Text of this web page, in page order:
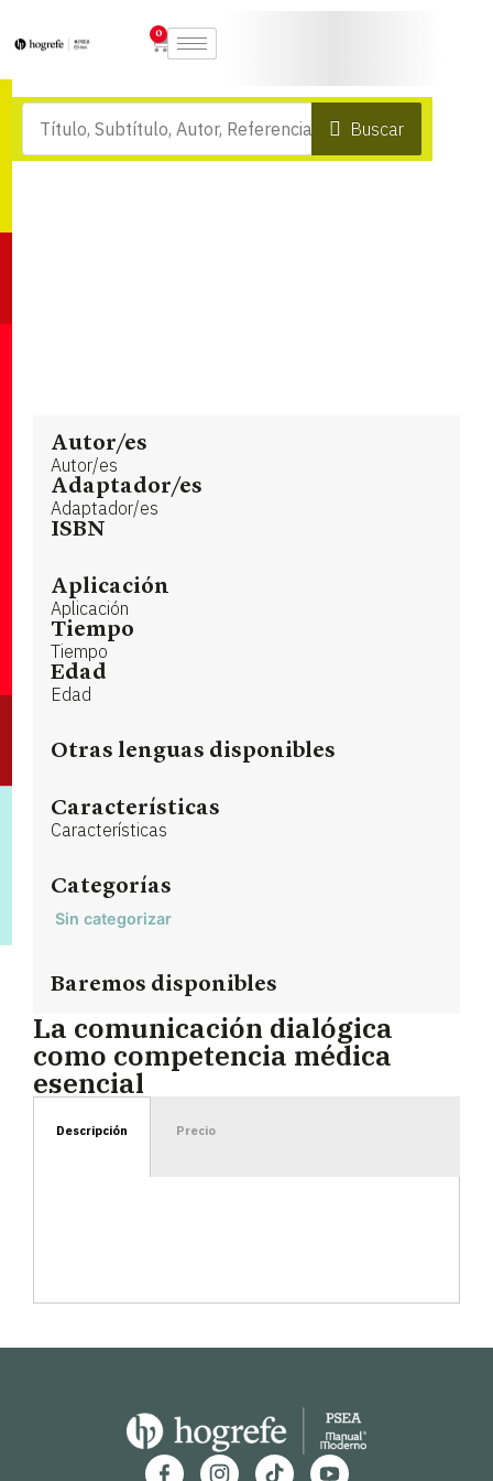
0
Buscar
Autor/es
Autor/es
Adaptador/es
Adaptador/es
ISBN
Aplicación
Aplicación
Tiempo
Tiempo
Edad
Edad
Otras lenguas disponibles
Características
Características
Categorías
Sin categorizar
Baremos disponibles
La comunicación dialógica
como competencia médica
esencial
Descripción Precio